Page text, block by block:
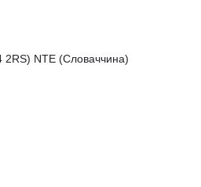
2RS) NTE (Словаччина)